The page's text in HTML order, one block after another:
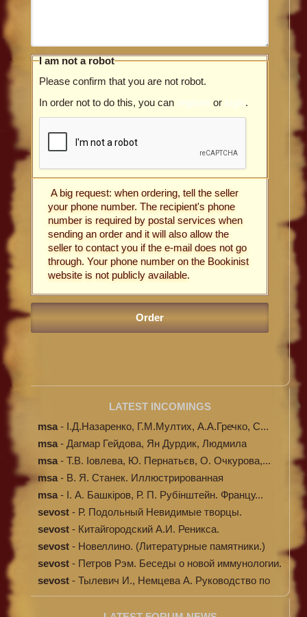
I am not a robot
Please confirm that you are not robot.
In order not to do this, you can register or login.
A big request: when ordering, tell the seller
your phone number. The recipient's phone
number is required by postal services when
sending an order and it will also allow the
seller to contact you if the e-mail does not go
through. Your phone number on the Bookinist
website is not publicly available.
LATEST INCOMINGS
msa - І.Д.Назаренко, Г.М.Мултих, А.А.Гречко, С...
msa - Дагмар Гейдова, Ян Дурдик, Людмила
Кибал...
msa - Т.В. Іовлева, Ю. Пернатьєв, О. Очкурова,...
msa - В. Я. Станек. Иллюстрированная
энциклопе...
msa - І. А. Башкіров, Р. П. Рубінштейн. Францу...
sevost - Р. Подольный Невидимые творцы.
sevost - Китайгородский А.И. Реникса.
sevost - Новеллино. (Литературные памятники.)
sevost - Петров Рэм. Беседы о новой иммунологии.
sevost - Тылевич И., Немцева А. Руководство по
ме...